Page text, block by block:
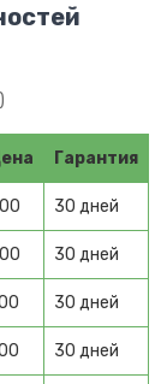
Гарантия
30 дней
30 дней
30 дней
30 дней